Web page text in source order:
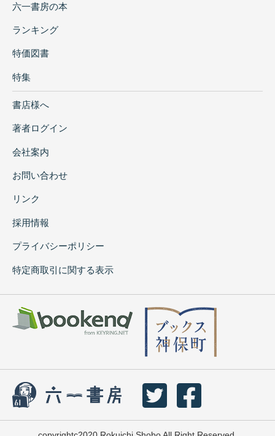
六一書房の本
ランキング
特価図書
特集
書店様へ
著者ログイン
会社案内
お問い合わせ
リンク
採用情報
プライバシーポリシー
特定商取引に関する表示